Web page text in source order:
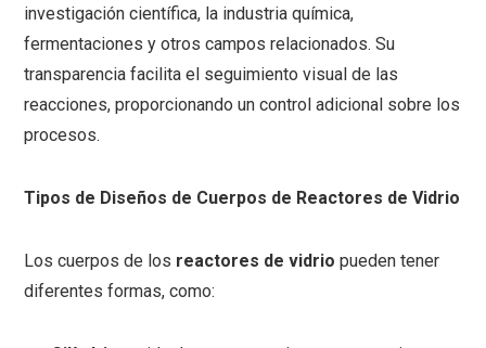
investigación científica, la industria química,
fermentaciones y otros campos relacionados. Su
transparencia facilita el seguimiento visual de las
reacciones, proporcionando un control adicional sobre los
procesos.
Tipos de Diseños de Cuerpos de Reactores de Vidrio
Los cuerpos de los reactores de vidrio pueden tener
diferentes formas, como: